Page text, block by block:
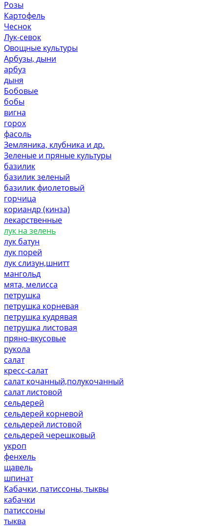
Розы
Картофель
Чеснок
Лук-севок
Овощные культуры
Арбузы, дыни
арбуз
дыня
Бобовые
бобы
вигна
горох
фасоль
Земляника, клубника и др.
Зеленые и пряные культуры
базилик
базилик зеленый
базилик фиолетовый
горчица
кориандр (кинза)
лекарственные
лук на зелень
лук батун
лук порей
лук слизун,шнитт
мангольд
мята, мелисса
петрушка
петрушка корневая
петрушка кудрявая
петрушка листовая
пряно-вкусовые
рукола
салат
кресс-салат
салат кочанный,полукочанный
салат листовой
сельдерей
сельдерей корневой
сельдерей листовой
сельдерей черешковый
укроп
фенхель
щавель
шпинат
Кабачки, патиссоны, тыквы
кабачки
патиссоны
тыква